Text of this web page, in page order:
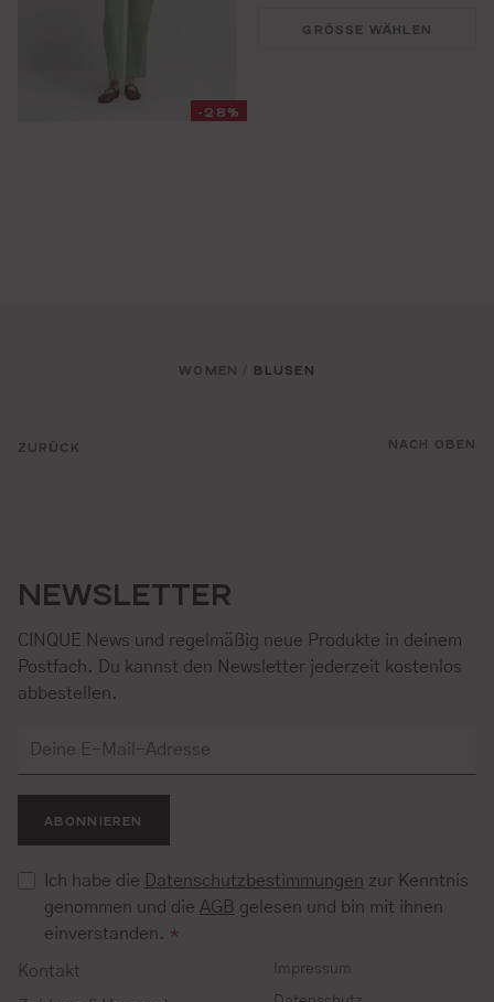
-28%
GRÖSSE WÄHLEN
ZURÜCK
WOMEN BLUSEN
NACH OBEN
NEWSLETTER
CINQUE News und regelmäßig neue Produkte in deinem
Postfach. Du kannst den Newsletter jederzeit kostenlos
abbestellen.
ABONNIEREN
Ich habe die Datenschutzbestimmungen zur Kenntnis
genommen und die AGB gelesen und bin mit ihnen
einverstanden. *
Kontakt
Impressum